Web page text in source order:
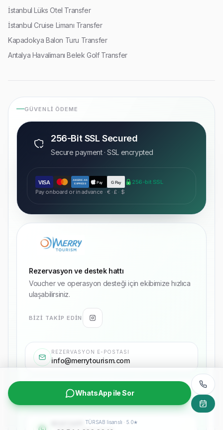
WhatsApp ile Sor
TÜRSAB lisanslı · 5.0★
İstanbul Lüks Otel Transfer
İstanbul Cruise Limanı Transfer
Kapadokya Balon Turu Transfer
Antalya Havalimanı Belek Golf Transfer
GÜVENLI ÖDEME
256-Bit SSL Secured
Secure payment · SSL encrypted
VISA
AMERICAN
EXPRESS
Pay G Pay
256-bit SSL
Pay onboard or in advance · € · £ · $
Rezervasyon ve destek hattı
Voucher ve operasyon desteği için ekibimize hızlıca
ulaşabilirsiniz.
BIZI TAKIP EDIN
REZERVASYON E-POSTASI
info@merrytourism.com
HIZLI DESTEK HATTI
+90 544 898 98 12